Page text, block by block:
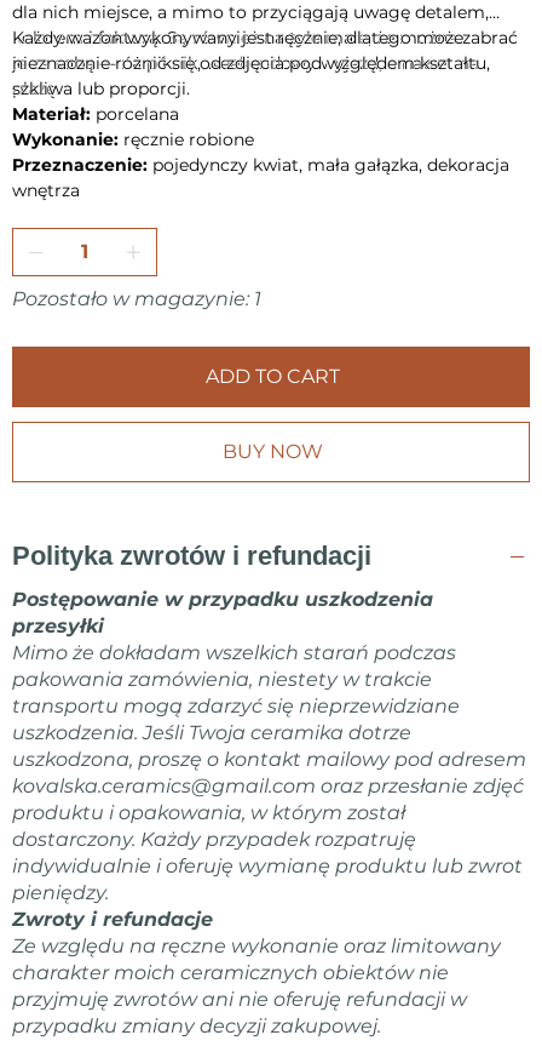
dla nich miejsce, a mimo to przyciągają uwagę detalem,
kolorem i fakturą. Są również na tyle małe, że można zabrać
je ze sobą — na piknik, weekendowy wyjazd, a nawet na
plażę.
Każdy wazon wykonywany jest ręcznie, dlatego może
nieznacznie różnić się od zdjęcia pod względem kształtu,
szkliwa lub proporcji.
Materiał: porcelana
Wykonanie: ręcznie robione
Przeznaczenie: pojedynczy kwiat, mała gałązka, dekoracja
wnętrza
Pozostało w magazynie: 1
ADD TO CART
BUY NOW
Polityka zwrotów i refundacji
Postępowanie w przypadku uszkodzenia
przesyłki
Mimo że dokładam wszelkich starań podczas
pakowania zamówienia, niestety w trakcie
transportu mogą zdarzyć się nieprzewidziane
uszkodzenia. Jeśli Twoja ceramika dotrze
uszkodzona, proszę o kontakt mailowy pod adresem
kovalska.ceramics@gmail.com oraz przesłanie zdjęć
produktu i opakowania, w którym został
dostarczony. Każdy przypadek rozpatruję
indywidualnie i oferuję wymianę produktu lub zwrot
pieniędzy.
Zwroty i refundacje
Ze względu na ręczne wykonanie oraz limitowany
charakter moich ceramicznych obiektów nie
przyjmuję zwrotów ani nie oferuję refundacji w
przypadku zmiany decyzji zakupowej.